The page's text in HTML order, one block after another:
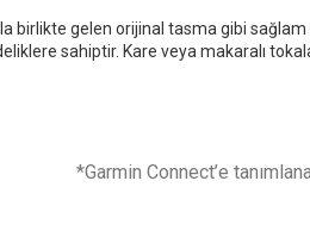
birlikte gelen orijinal tasma gibi
sahiptir. Kare veya makaralı
*Garmin Connect’e